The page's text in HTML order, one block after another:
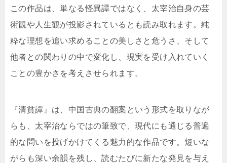
この作品は、単なる怪異譚ではなく、太宰治自身の芸
術観や人生観が投影されているとも読み取れます。純
粋な理想を追い求めることの美しさと危うさ、そして
他者との関わりの中で変化し、現実を受け入れていく
ことの豊かさを考えさせられます。
『清貧譚』は、中国古典の翻案という形式を取りなが
らも、太宰治ならではの筆致で、現代にも通じる普遍
的な問いを投げかけてくる魅力的な作品です。短いな
がらも深い余韻を残し、読むたびに新たな発見を与え